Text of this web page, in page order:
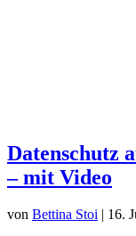
Datenschutz
– mit Video
von Bettina Stoi | 16.